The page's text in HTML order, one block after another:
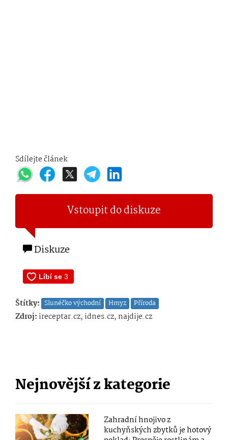
Sdílejte článek
Vstoupit do diskuze
Diskuze
Štítky: Slunéčko východní Hmyz Příroda
Zdroj: ireceptar.cz, idnes.cz, najdije.cz
Nejnovější z kategorie
Zahradní hnojivo z
kuchyňských zbytků je hotový